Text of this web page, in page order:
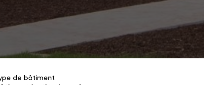
de bâtiment